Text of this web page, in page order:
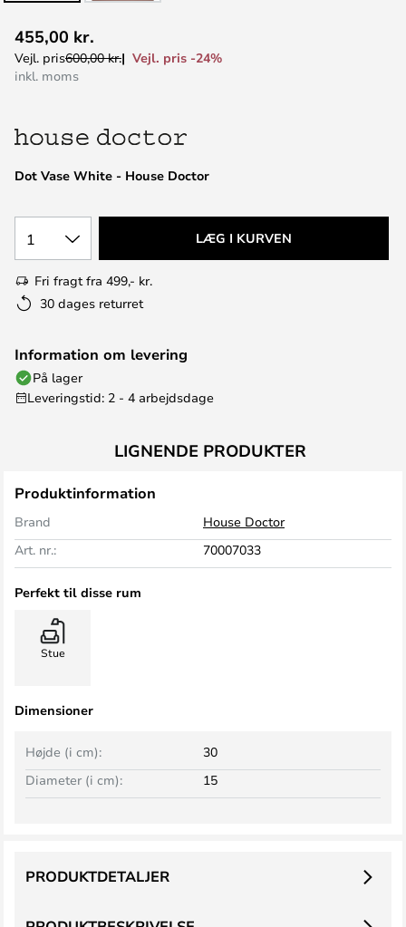
til
starten
Dot Vase White - House Doctor
455,00 kr.
Vejl. pris600,00 kr.
Vejl. pris -24%
inkl. moms
1 LÆG I KURVEN
Fri fragt fra 499,- kr.
30 dages returret
Information om levering
På lager
Leveringstid: 2 - 4 arbejdsdage
LIGNENDE PRODUKTER
Produktinformation
Brand
House Doctor
Art. nr.:
70007033
Perfekt til disse rum
Stue
Dimensioner
Højde (i cm):
30
Diameter (i cm):
15
PRODUKTDETALJER